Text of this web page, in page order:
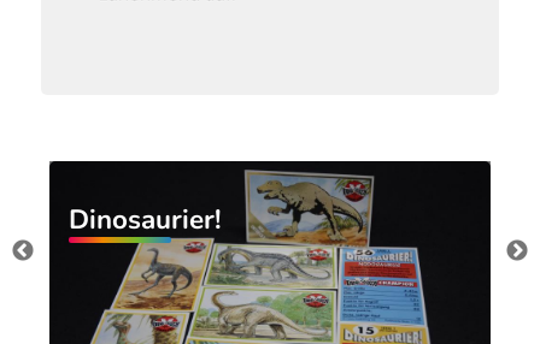
Dinosaurier!